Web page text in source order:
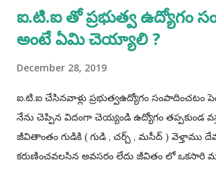
ఐ.టి.ఐ తో ప్రభుత్వ ఉద్యోగం
అంటే ఏమి చెయ్యాలి ?
December 28, 2019
ఐ.టి.ఐ చేసినవాళ్లు ప్రభుత్వఉద్యోగం సంపాదించటం
నేను చెప్పిన విదంగా చెయ్యండి ఉద్యోగం తప్పకుండ
జీవితాంతం గుడికి ( గుడి , చర్చ్ , మసీద్ ) వెళ్తాము
కరుణించవలసిన అవసరం లేదు జీవితం లో ఒకసారి